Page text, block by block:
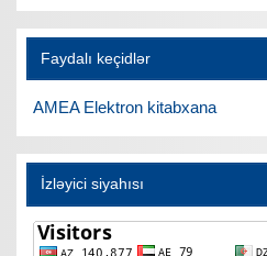
Faydalı keçidlər
AMEA Elektron kitabxana
İzləyici siyahısı